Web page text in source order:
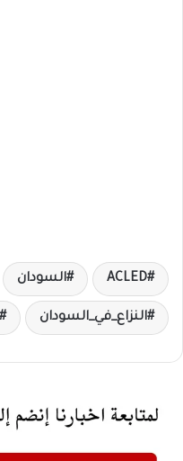
ACLED السودان
النزاع_في_السودان